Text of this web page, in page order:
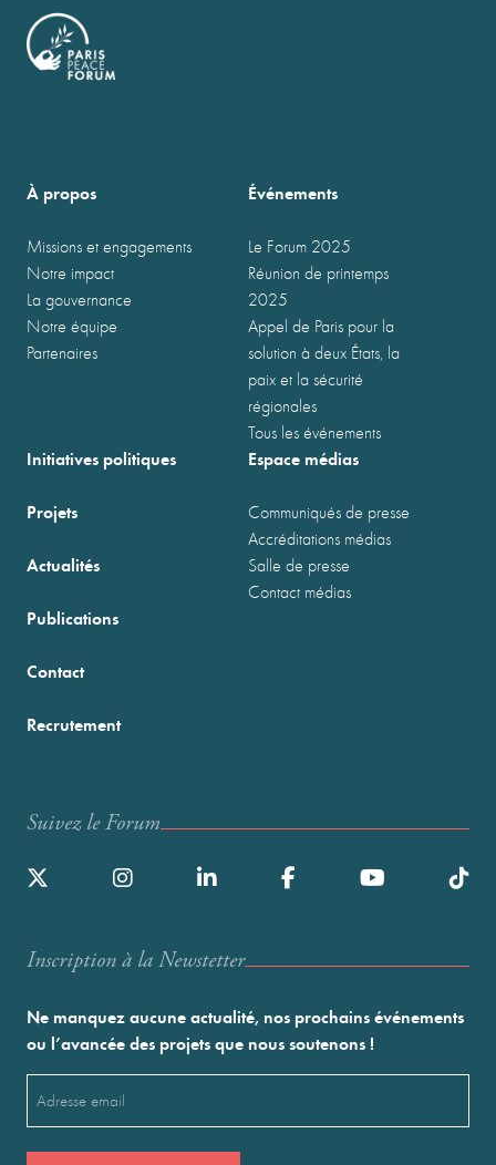
À propos
Missions et engagements
Notre impact
La gouvernance
Notre équipe
Partenaires
Événements
Le Forum 2025
Réunion de printemps
2025
Appel de Paris pour la
solution à deux États, la
paix et la sécurité
régionales
Tous les événements
Initiatives politiques
Projets
Actualités
Publications
Espace médias
Communiqués de presse
Accréditations médias
Salle de presse
Contact médias
Contact
Recrutement
Suivez le Forum
Inscription à la Newstetter
Ne manquez aucune actualité, nos prochains événements
ou l’avancée des projets que nous soutenons !
(Nécessaire)